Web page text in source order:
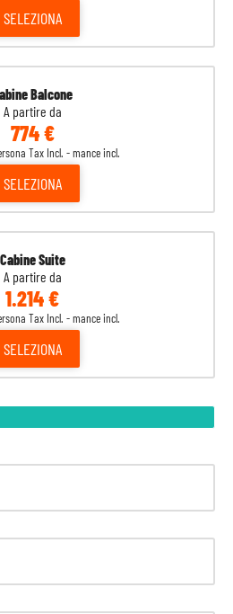
SELEZIONA
Balcone
A partire da
774 €
Tax Incl. - mance incl.
SELEZIONA
Cabine Suite
A partire da
1.214 €
Tax Incl. - mance incl.
SELEZIONA